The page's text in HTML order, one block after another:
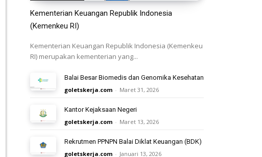
Kementerian Keuangan Republik Indonesia
(Kemenkeu RI)
Kementerian Keuangan Republik Indonesia (Kemenkeu
RI) merupakan kementerian yang...
Balai Besar Biomedis dan Genomika Kesehatan
goletskerja.com - Maret 31, 2026
Kantor Kejaksaan Negeri
goletskerja.com - Maret 13, 2026
Rekrutmen PPNPN Balai Diklat Keuangan (BDK)
goletskerja.com - Januari 13, 2026